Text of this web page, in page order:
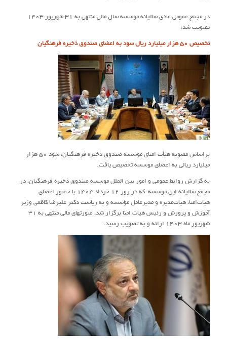
در مجمع عمومی عادی سالیانه موسسه سال مالی منتهی به ۳۱ شهریور ۱۴۰۳
تصویب شد؛
تخصیص ۵۰هزار میلیارد ریال سود به اعضای صندوق ذخیره فرهنگیان
براساس مصوبه هیأت امنای موسسه صندوق ذخیره فرهنگیان، سود ۵۰ هزار
میلیارد ریالی به اعضای موسسه تخصیص یافت.
به گزارش روابط عمومی و امور بین الملل موسسه صندوق ذخیره فرهنگیان، در
مجمع سالیانه این موسسه که در روز ۱۲ خرداد ۱۴۰۴ با حضور اعضای
هیات‌امنا، هیات‌مدیره و مدیرعامل مؤسسه و به ریاست دکتر علیرضا کاظمی وزیر
آموزش و پرورش و رئیس هیات امنا برگزار شد، صورت‏های مالی منتهی به ۳۱
شهریور ماه ۱۴۰۳ ارائه و به تصویب رسید.